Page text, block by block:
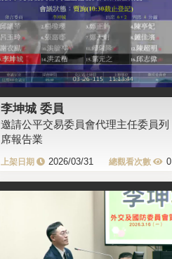
李坤城 委員
邀請公平交易委員會代理主任委員列
席報告業
2026/03/31 0